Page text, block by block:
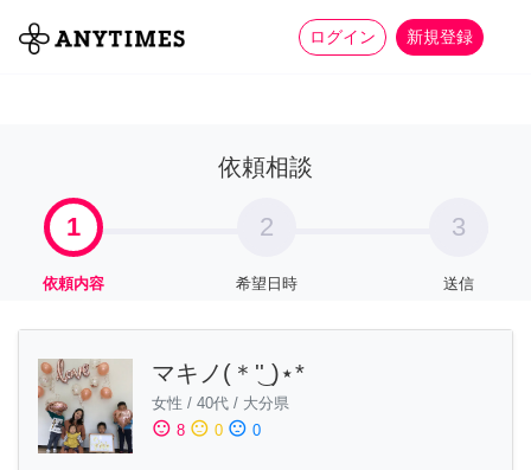
ログイン 新規登録
全て 家事 more_horiz
依頼相談
1
依頼内容
2
希望日時
3
送信
マキノ(＊'͜' )⋆*
女性 / 40代 / 大分県
sentiment_satisfied 8 sentiment_neutral 0 sentiment_dissatisfied 0